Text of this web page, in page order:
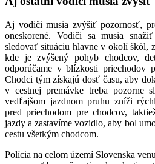
Aj vodiči musia zvýšiť pozornosť,
oneskorené. Vodiči sa musia
sledovať situáciu hlavne v okolí škôl,
kde je zvýšený pohyb chodcov,
odporúčame v blízkosti priechodov
Chodci tým získajú dosť času, aby
v cestnej premávke treba
vedľajšom jazdnom pruhu zníži
pred priechodom pre chodcov,
jazdy a zastavíme vozidlo, aby bol
cestu všetkým chodcom.
Polícia na celom území Slovenska